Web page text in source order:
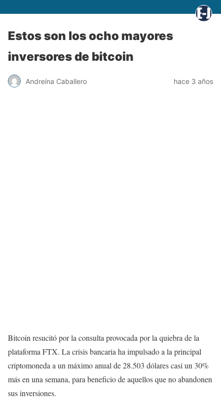
Estos son los ocho mayores
inversores de bitcoin
Andreína Caballero hace 3 años
Bitcoin resucitó por la consulta provocada por la quiebra de la
plataforma FTX. La crisis bancaria ha impulsado a la principal
criptomoneda a un máximo anual de 28.503 dólares casi un 30%
más en una semana, para beneficio de aquellos que no abandonen
sus inversiones.